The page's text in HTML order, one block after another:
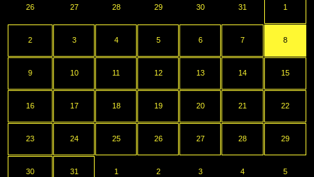
26 27 28 29 30 31 1
2 3 4 5 6 7 8
9 10 11 12 13 14 15
16 17 18 19 20 21 22
23 24 25 26 27 28 29
30 31 1 2 3 4 5